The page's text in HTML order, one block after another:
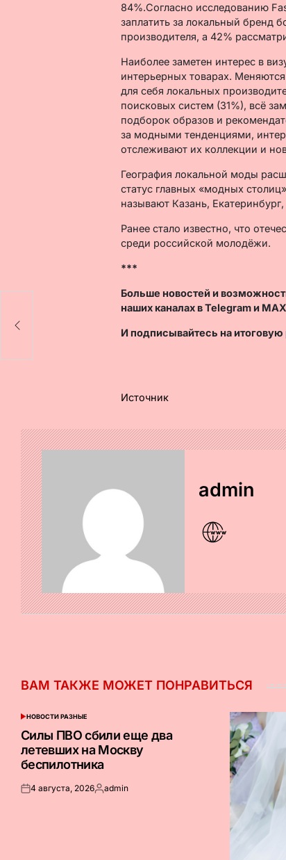
84%.Согласно исследованию
заплатить за локальный бренд
производителя, а 42%
Наиболее заметен интерес в
интерьерных товарах.
для себя локальных
поисковых систем (31%), всё
подборок образов и
за модными тенденциями,
отслеживают их коллекции и
География локальной моды
статус главных «модных
называют Казань,
Ранее стало известно, что
среди российской молодёжи.
***
Больше новостей и
наших каналах вTelegram и MAX
И подписывайтесь на
Источник
admin
ВАМ ТАКЖЕ МОЖЕТ ПОНРАВИТЬСЯ
ОПУБЛИКОВАНО
НОВОСТИ РАЗНЫЕ
Силы ПВО сбили еще два
летевших на Москву
беспилотника
Опубликовано
4 августа, 2026Запись
admin